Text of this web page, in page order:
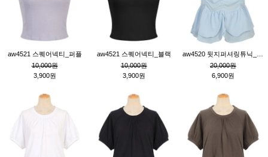
aw4521 스퀘어넥티_퍼플
10,000원
3,900원
aw4521 스퀘어넥티_블랙
10,000원
3,900원
20,000원
6,900원